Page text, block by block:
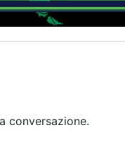
conversazione.